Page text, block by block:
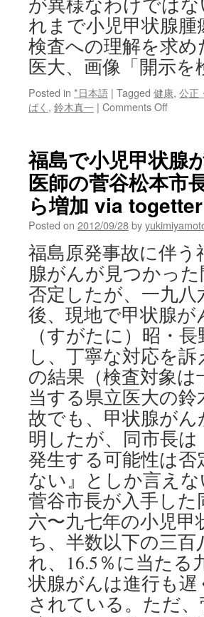
れまで小児甲状腺
検査への理解を求
医大、画像「開示を
Posted in *日本語 | Tagged 健康, 公正
ばく , 鈴木真一 | Comments Offon
腺
検
査:
福
島
県
立
医
大、
画
像
「開
示
を
検
討」
via
毎
日
jp
福島で小児甲状腺
医師の菅谷松本市
ら増加 via togetter
Posted on 2012/09/28by
福島原発事故に伴
腺がんが見つかっ
否定したが、一九
後、現地で甲状腺
（すがたに）昭・
し、丁寧な対応を
の結果（検査対象
当する県立医大の
故でも、甲状腺が
明したが、同市長
発生する可能性は
ない』としか言え
菅谷市長が入手し
六〜九七年の小児
ち、半数以下の三
れ、16.5％に当たる
状腺がんは進行も
されている。ただ